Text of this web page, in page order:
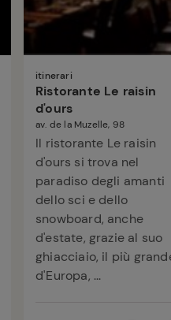
itinerari
Ristorante Le raisin
d'ours
av. de la Muzelle, 98
Il ristorante Le raisin
d'ours si trova nel
paradiso degli amanti
dello sci e dello
snowboard, anche
d'estate, grazie al suo
ghiacciaio, il più
d'Europa, ...